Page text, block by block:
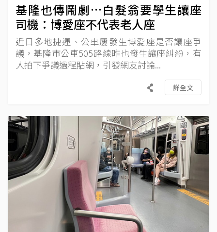
基隆也傳鬧劇…白髮翁要學生讓座
司機：博愛座不代表老人座
近日多地捷運、公車屢發生博愛座是否讓座爭
議，基隆市公車505路線昨也發生讓座糾紛，有
人拍下爭議過程貼網，引發網友討論...
詳全文